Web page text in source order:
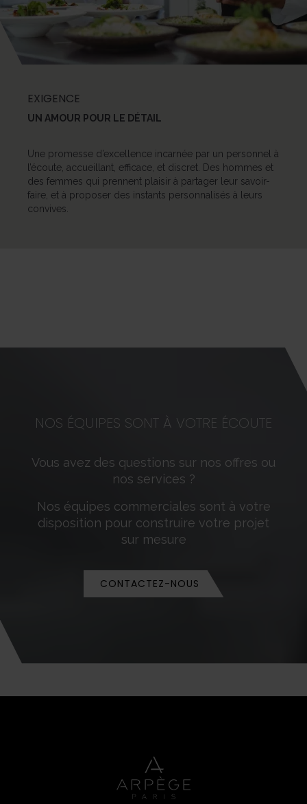
EXIGENCE
UN AMOUR POUR LE DÉTAIL
Une promesse d’excellence incarnée par un personnel à
l’écoute, accueillant, efficace, et discret. Des hommes et
des femmes qui prennent plaisir à partager leur savoir-
faire, et à proposer des instants personnalisés à leurs
convives.
NOS ÉQUIPES SONT À VOTRE ÉCOUTE
Vous avez des questions sur nos offres ou
nos services ?
Nos équipes commerciales sont à votre
disposition pour construire votre projet
sur mesure
CONTACTEZ-NOUS